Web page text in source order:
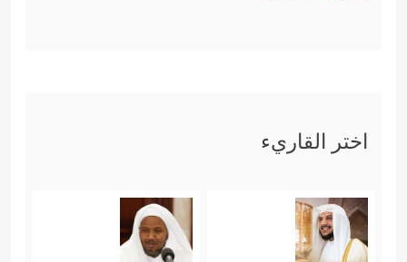
اختر القاريء